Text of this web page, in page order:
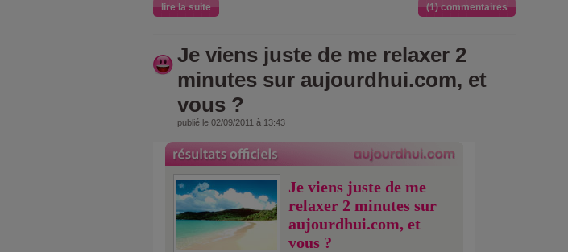
lire la suite (1) commentaires
Je viens juste de me relaxer 2
minutes sur aujourdhui.com, et
vous ?
publié le 02/09/2011 à 13:43
Je viens juste de me
relaxer 2 minutes sur
aujourdhui.com, et
vous ?